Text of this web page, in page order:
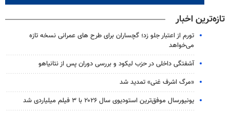
تازه‌ترین اخبار
تورم از اعتبار جلو زد؛ گچساران برای طرح های عمرانی نسخه تازه
می‌خواهد
آشفتگی داخلی در حزب لیکود و بررسی دوران پس از نتانیاهو
«مرگ اشرف غنی» تمدید شد
یونیورسال موفق‌ترین استودیوی سال ۲۰۲۶ با ۳ فیلم میلیاردی شد